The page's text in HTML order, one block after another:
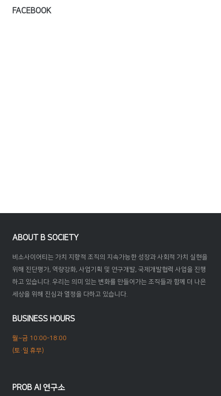
FACEBOOK
ABOUT B SOCIETY
비소사이어티는 가치 지향적 조직의 지속가능한 성장과 사회적 가치 실현을
위해 진단평가, 역량강화, 사업기획 및 연구개발, 국제개발협력 사업을 진행
하고 있습니다. 우리는 의미 있는 변화를 만들어가는 조직들과 함께 더 나은
세상을 위해 진심과 열정을 다하고 있습니다.
BUSINESS HOURS
월~금 10:00-18:00
(토·일 휴무)
PROB AI 연구소